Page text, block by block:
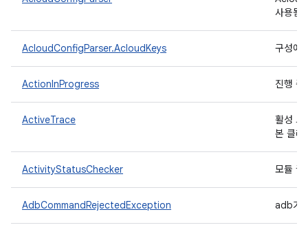
사용됨
AcloudConfigParser.AcloudKeys 구성에
ActionInProgress 진행
ActiveTrace
활성 트
본 클
ActivityStatusChecker 모듈 끝
AdbCommandRejectedException adb가